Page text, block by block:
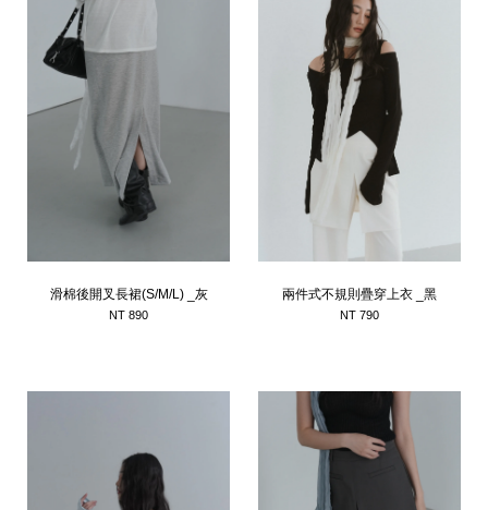
滑棉後開叉長裙(S/M/L) _灰
NT 890
兩件式不規則疊穿上衣 _黑
NT 790